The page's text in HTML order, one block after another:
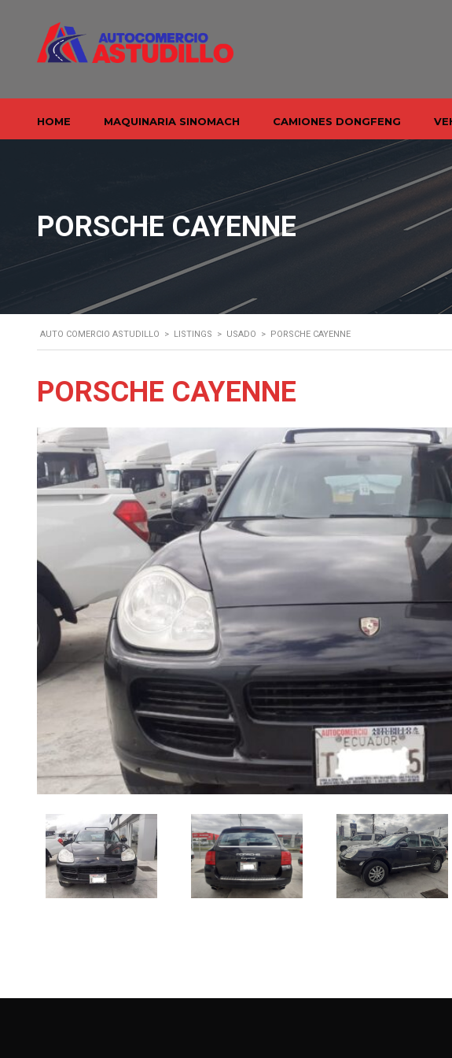
HOME MAQUINARIA SINOMACH CAMIONES DONGFENG
PORSCHE CAYENNE
AUTO COMERCIO ASTUDILLO > LISTINGS > USADO > PORSCHE CAYENNE
PORSCHE CAYENNE